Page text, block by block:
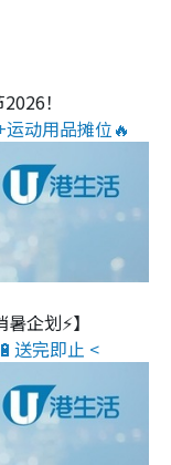
！
动用品摊位🔥
企划⚡】
送完即止 <